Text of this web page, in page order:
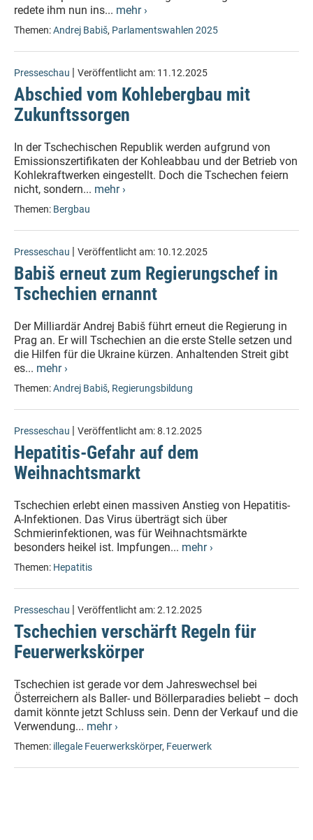
redete ihm nun ins... mehr ›
Themen:Andrej Babiš, Parlamentswahlen 2025
Presseschau | Veröffentlicht am: 11.12.2025
Abschied vom Kohlebergbau mit
Zukunftssorgen
In der Tschechischen Republik werden aufgrund von
Emissionszertifikaten der Kohleabbau und der Betrieb von
Kohlekraftwerken eingestellt. Doch die Tschechen feiern
nicht, sondern... mehr ›
Themen: Bergbau
Presseschau | Veröffentlicht am: 10.12.2025
Babiš erneut zum Regierungschef in
Tschechien ernannt
Der Milliardär Andrej Babiš führt erneut die Regierung in
Prag an. Er will Tschechien an die erste Stelle setzen und
die Hilfen für die Ukraine kürzen. Anhaltenden Streit gibt
es... mehr ›
Themen:Andrej Babiš, Regierungsbildung
Presseschau | Veröffentlicht am:8.12.2025
Hepatitis-Gefahr auf dem
Weihnachtsmarkt
Tschechien erlebt einen massiven Anstieg von Hepatitis-
A-Infektionen. Das Virus überträgt sich über
Schmierinfektionen, was für Weihnachtsmärkte
besonders heikel ist. Impfungen... mehr ›
Themen: Hepatitis
Presseschau | Veröffentlicht am:2.12.2025
Tschechien verschärft Regeln für
Feuerwerkskörper
Tschechien ist gerade vor dem Jahreswechsel bei
Österreichern als Baller- und Böllerparadies beliebt – doch
damit könnte jetzt Schluss sein. Denn der Verkauf und die
Verwendung... mehr ›
Themen: illegale Feuerwerkskörper, Feuerwerk